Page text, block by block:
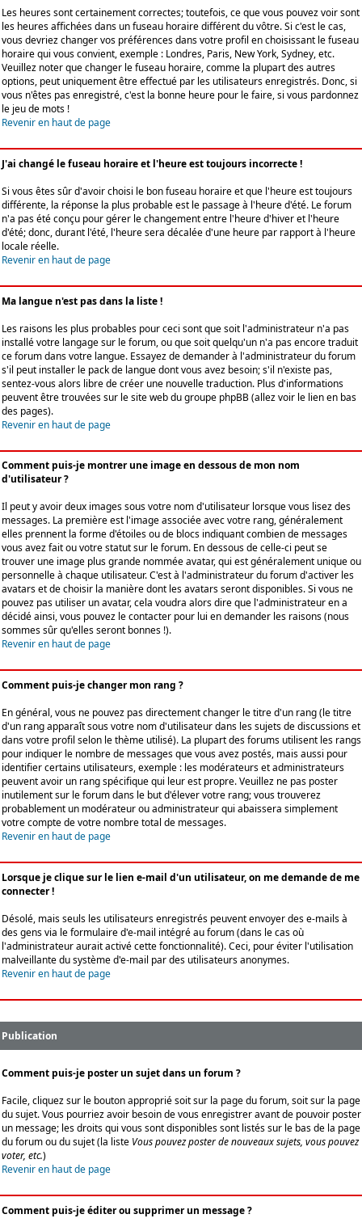
Les heures sont certainement correctes; toutefois, ce que vous pouvez voir sont
les heures affichées dans un fuseau horaire différent du vôtre. Si c'est le cas,
vous devriez changer vos préférences dans votre profil en choisissant le fuseau
horaire qui vous convient, exemple : Londres, Paris, New York, Sydney, etc.
Veuillez noter que changer le fuseau horaire, comme la plupart des autres
options, peut uniquement être effectué par les utilisateurs enregistrés. Donc, si
vous n'êtes pas enregistré, c'est la bonne heure pour le faire, si vous pardonnez
le jeu de mots !
Revenir en haut de page
J'ai changé le fuseau horaire et l'heure est toujours incorrecte !
Si vous êtes sûr d'avoir choisi le bon fuseau horaire et que l'heure est toujours
différente, la réponse la plus probable est le passage à l'heure d'été. Le forum
n'a pas été conçu pour gérer le changement entre l'heure d'hiver et l'heure
d'été; donc, durant l'été, l'heure sera décalée d'une heure par rapport à l'heure
locale réelle.
Revenir en haut de page
Ma langue n'est pas dans la liste !
Les raisons les plus probables pour ceci sont que soit l'administrateur n'a pas
installé votre langage sur le forum, ou que soit quelqu'un n'a pas encore traduit
ce forum dans votre langue. Essayez de demander à l'administrateur du forum
s'il peut installer le pack de langue dont vous avez besoin; s'il n'existe pas,
sentez-vous alors libre de créer une nouvelle traduction. Plus d'informations
peuvent être trouvées sur le site web du groupe phpBB (allez voir le lien en bas
des pages).
Revenir en haut de page
Comment puis-je montrer une image en dessous de mon nom
d'utilisateur ?
Il peut y avoir deux images sous votre nom d'utilisateur lorsque vous lisez des
messages. La première est l'image associée avec votre rang, généralement
elles prennent la forme d'étoiles ou de blocs indiquant combien de messages
vous avez fait ou votre statut sur le forum. En dessous de celle-ci peut se
trouver une image plus grande nommée avatar, qui est généralement unique ou
personnelle à chaque utilisateur. C'est à l'administrateur du forum d'activer les
avatars et de choisir la manière dont les avatars seront disponibles. Si vous ne
pouvez pas utiliser un avatar, cela voudra alors dire que l'administrateur en a
décidé ainsi, vous pouvez le contacter pour lui en demander les raisons (nous
sommes sûr qu'elles seront bonnes !).
Revenir en haut de page
Comment puis-je changer mon rang ?
En général, vous ne pouvez pas directement changer le titre d'un rang (le titre
d'un rang apparaît sous votre nom d'utilisateur dans les sujets de discussions et
dans votre profil selon le thème utilisé). La plupart des forums utilisent les rangs
pour indiquer le nombre de messages que vous avez postés, mais aussi pour
identifier certains utilisateurs, exemple : les modérateurs et administrateurs
peuvent avoir un rang spécifique qui leur est propre. Veuillez ne pas poster
inutilement sur le forum dans le but d'élever votre rang; vous trouverez
probablement un modérateur ou administrateur qui abaissera simplement
votre compte de votre nombre total de messages.
Revenir en haut de page
Lorsque je clique sur le lien e-mail d'un utilisateur, on me demande de me
connecter !
Désolé, mais seuls les utilisateurs enregistrés peuvent envoyer des e-mails à
des gens via le formulaire d'e-mail intégré au forum (dans le cas où
l'administrateur aurait activé cette fonctionnalité). Ceci, pour éviter l'utilisation
malveillante du système d'e-mail par des utilisateurs anonymes.
Revenir en haut de page
Publication
Comment puis-je poster un sujet dans un forum ?
Facile, cliquez sur le bouton approprié soit sur la page du forum, soit sur la page
du sujet. Vous pourriez avoir besoin de vous enregistrer avant de pouvoir poster
un message; les droits qui vous sont disponibles sont listés sur le bas de la page
du forum ou du sujet (la liste Vous pouvez poster de nouveaux sujets, vous pouvez
voter, etc.)
Revenir en haut de page
Comment puis-je éditer ou supprimer un message ?